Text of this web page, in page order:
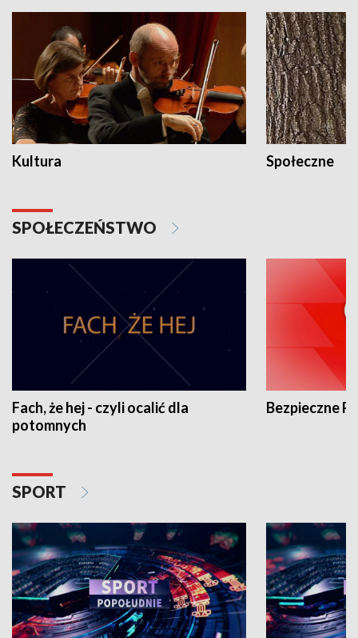
Kultura Społeczne
SPOŁECZEŃSTWO
Fach, że hej - czyli ocalić dla
potomnych
Bezpieczne
SPORT